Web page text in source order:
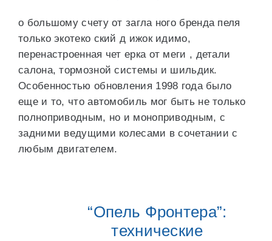
о большому счету от загла ного бренда пеля
только экотеко ский д ижок идимо,
перенастроенная чет ерка от меги , детали
салона, тормозной системы и шильдик.
Особенностью обновления 1998 года было
еще и то, что автомобиль мог быть не только
полноприводным, но и моноприводным, с
задними ведущими колесами в сочетании с
любым двигателем.
“Опель Фронтера”:
технические